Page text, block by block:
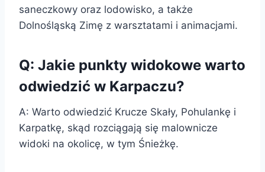
saneczkowy oraz lodowisko, a także
Dolnośląską Zimę z warsztatami i animacjami.
Q: Jakie punkty widokowe warto
odwiedzić w Karpaczu?
A: Warto odwiedzić Krucze Skały, Pohulankę i
Karpatkę, skąd rozciągają się malownicze
widoki na okolicę, w tym Śnieżkę.